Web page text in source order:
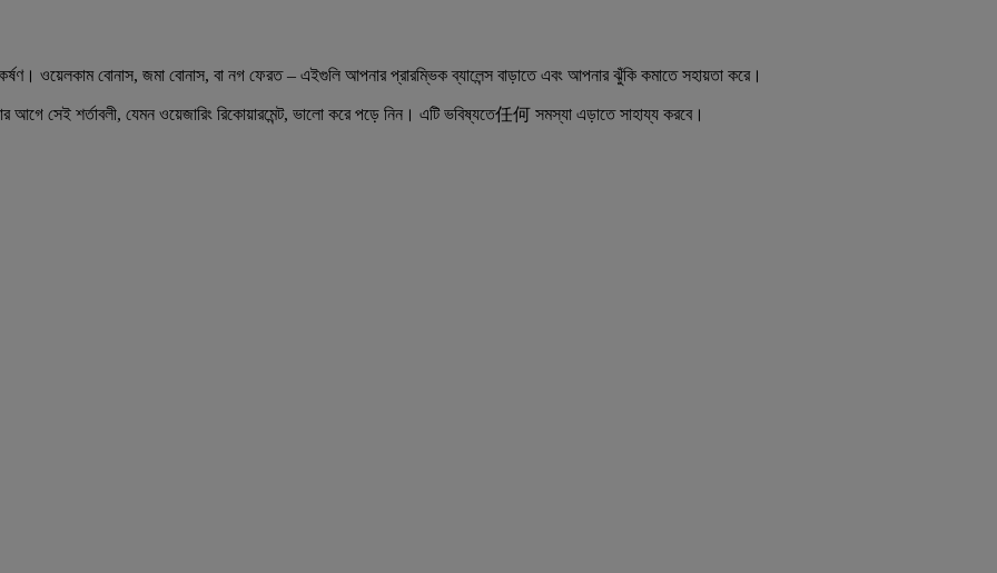
ওয়েলকাম বোনাস, জমা বোনাস, বা নগ ফেরত – এইগুলি আপনার প্রারম্ভিক ব্যালেন্স বাড়াতে এবং আপনার ঝুঁকি কমাতে সহায়তা করে।
আগে সেই শর্তাবলী, যেমন ওয়েজারিং রিকোয়ারমেন্ট, ভালো করে পড়ে নিন। এটি ভবিষ্যতে任何 সমস্যা এড়াতে সাহায্য করবে।